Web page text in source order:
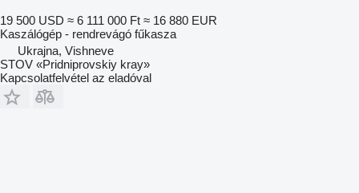
19 500 USD ≈ 6 111 000 Ft ≈ 16 880 EUR
Kaszálógép - rendrevágó fűkasza
Ukrajna, Vishneve
STOV «Pridniprovskiy kray»
Kapcsolatfelvétel az eladóval